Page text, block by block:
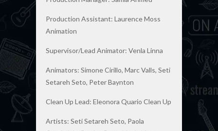
Production Assistant: Laurence Moss
Animation
Supervisor/Lead Animator: Venla Linna
Animators: Simone Cirillo, Marc Valls, Seti
Setareh Seto, Peter Baynton
Clean Up Lead: Eleonora Quario Clean Up
Artists: Seti Setareh Seto, Paola